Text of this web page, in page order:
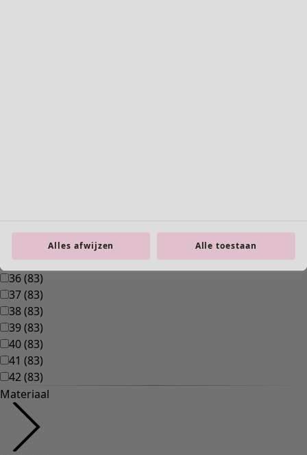
Nieuw
Alle woonartikelen
Gordijnen
Kussens & Kussenhoezen
Vloerkleden
Badstof
Boeken
Eerdere favorieten
Alles afwijzen Alle toestaan